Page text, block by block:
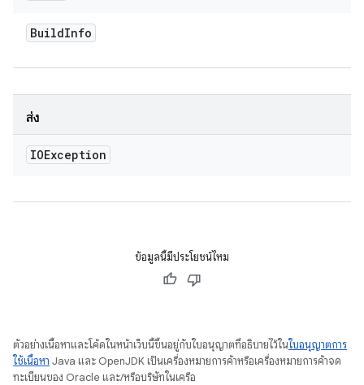
BuildInfo
ส่ง
IOException
ข้อมูลนี้มีประโยชน์ไหม
ตัวอย่างเนื้อหาและโค้ดในหน้าเว็บนี้ขึ้นอยู่กับใบอนุญาตที่อธิบายไว้ในใบอนุญาตการ
ใช้เนื้อหา Java และ OpenJDK เป็นเครื่องหมายการค้าหรือเครื่องหมายการค้าจด
ทะเบียนของ Oracle และ/หรือบริษัทในเครือ